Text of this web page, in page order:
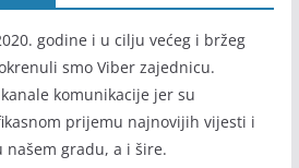
godine i u cilju većeg i bržeg